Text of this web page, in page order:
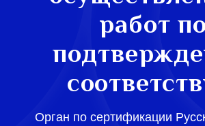
работ по
Орган по сертификации